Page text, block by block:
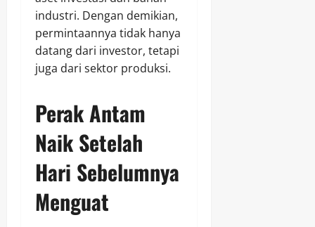
industri. Dengan demikian,
permintaannya tidak hanya
datang dari investor, tetapi
juga dari sektor produksi.
Perak Antam
Naik Setelah
Hari Sebelumnya
Menguat